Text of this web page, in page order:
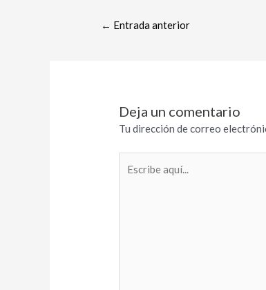
← Entrada anterior
Deja un comentario
Tu dirección de correo
aquí...